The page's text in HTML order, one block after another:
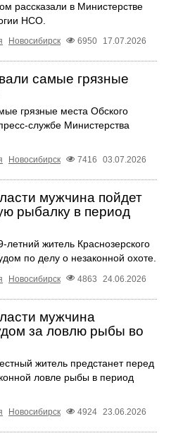
рассказали в Министерстве
НСО.
Новосибирск 6950 17.07.2026
самые грязные
грязные места Обского
службе Министерства
Новосибирск 7416 03.07.2026
мужчина пойдет
рыбалку в период
летний житель Краснозерского
по делу о незаконной охоте.
Новосибирск 4863 24.06.2026
мужчина
за ловлю рыбы во
житель предстанет перед
ловле рыбы в период
Новосибирск 4924 23.06.2026